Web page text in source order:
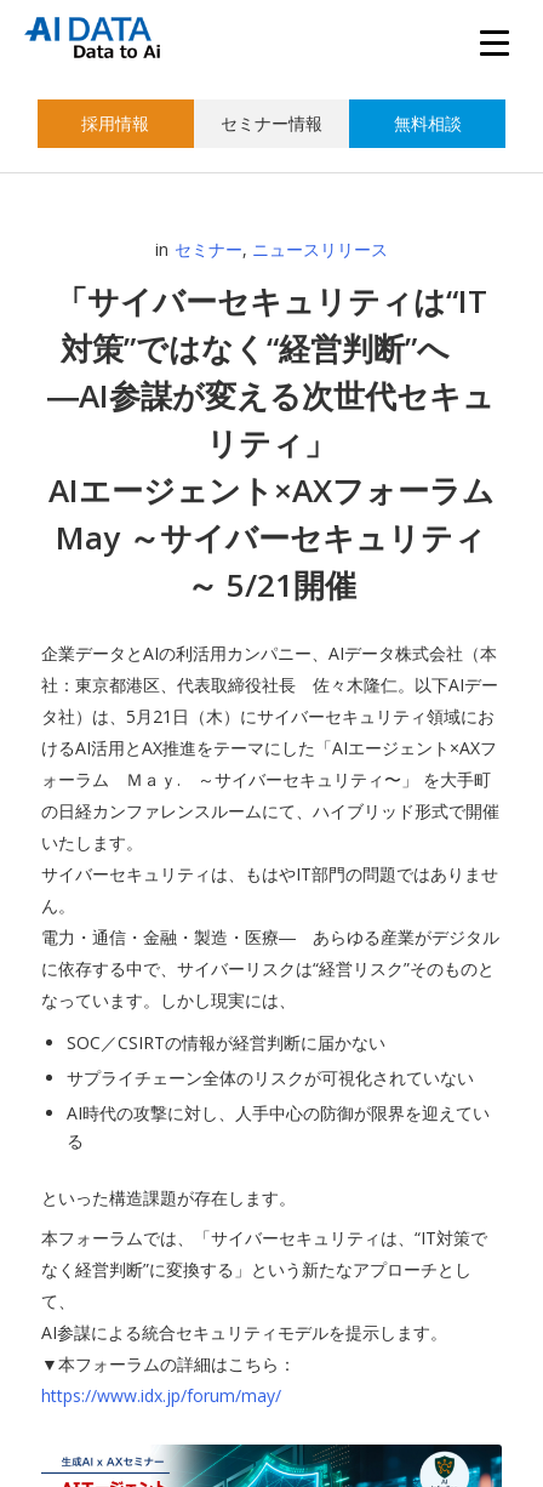
採用情報 セミナー情報 無料相談
in セミナー, ニュースリリース
「サイバーセキュリティは“IT
対策”ではなく“経営判断”へ
―AI参謀が変える次世代セキュ
リティ」
AIエージェント×AXフォーラム
May ～サイバーセキュリティ
～ 5/21開催
企業データとAIの利活用カンパニー、AIデータ株式会社（本
社：東京都港区、代表取締役社長 佐々木隆仁。以下AIデー
タ社）は、5月21日（木）にサイバーセキュリティ領域にお
けるAI活用とAX推進をテーマにした「AIエージェント×AXフ
ォーラム Ｍａｙ. ～サイバーセキュリティ〜」 を大手町
の日経カンファレンスルームにて、ハイブリッド形式で開催
いたします。
サイバーセキュリティは、もはやIT部門の問題ではありませ
ん。
電力・通信・金融・製造・医療― あらゆる産業がデジタル
に依存する中で、サイバーリスクは“経営リスク”そのものと
なっています。しかし現実には、
SOC／CSIRTの情報が経営判断に届かない
サプライチェーン全体のリスクが可視化されていない
AI時代の攻撃に対し、人手中心の防御が限界を迎えてい
る
といった構造課題が存在します。
本フォーラムでは、「サイバーセキュリティは、“IT対策で
なく経営判断”に変換する」という新たなアプローチとし
て、
AI参謀による統合セキュリティモデルを提示します。
▼本フォーラムの詳細はこちら：
https://www.idx.jp/forum/may/